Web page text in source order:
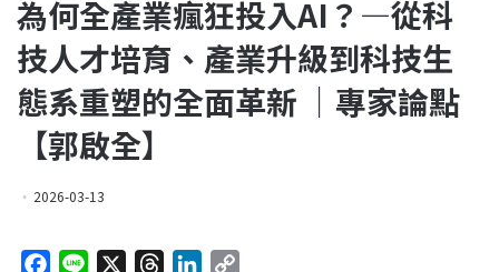
為何全產業瘋狂投入AI？—從科
技人才培育、產業升級到科技生
態系重塑的全面革新 ｜專家論點
【郭啟全】
2026-03-13